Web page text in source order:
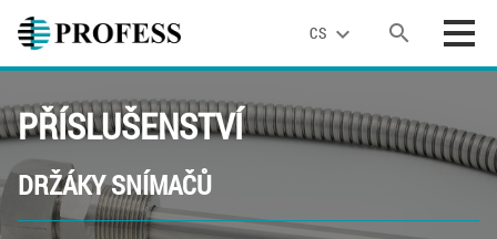
CS expand_more search
PŘÍSLUŠENSTVÍ
DRŽÁKY SNÍMAČŮ